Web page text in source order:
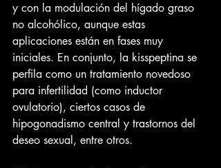
y con la modulación del hígado graso
no alcohólico, aunque estas
aplicaciones están en fases muy
iniciales. En conjunto, la kisspeptina se
perfila como un tratamiento novedoso
para infertilidad (como inductor
ovulatorio), ciertos casos de
hipogonadismo central y trastornos del
deseo sexual, entre otros.